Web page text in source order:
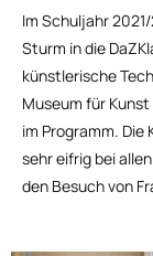
Im Schuljahr
Sturm in die
künstlerische
Museum für
im Programm.
sehr eifrig bei
den Besuch von